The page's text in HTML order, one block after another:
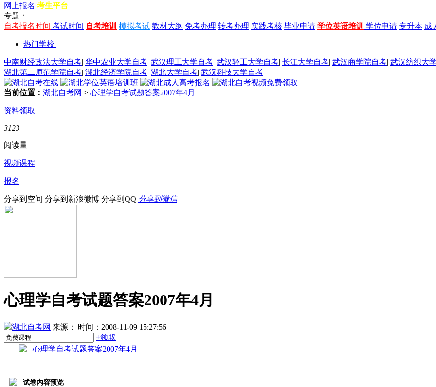
网上报名 考生平台
专题：
自考报名时间 考试时间 自考培训 模拟考试 教材大纲 免考办理 转考办理 实践考核 毕业申请 学位英语培训 学位申请 专升本 成
热门学校
中南财经政法大学自考| 华中农业大学自考| 武汉理工大学自考| 武汉轻工大学自考| 长江大学自考| 武汉商学院自考| 武汉纺织大
湖北第二师范学院自考| 湖北经济学院自考| 湖北大学自考| 武汉科技大学自考
当前位置： 湖北自考网 > 心理学自考试题答案2007年4月
资料领取
3123
阅读量
视频课程
报名
分享到空间 分享到新浪微博 分享到QQ 分享到微信
心理学自考试题答案2007年4月
湖北自考网 来源：
时间：2008-11-09 15:27:56
+领取
心理学自考试题答案2007年4月
试卷内容预览